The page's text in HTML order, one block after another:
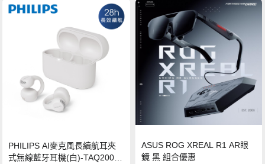
PHILIPS AI麥克風長續航耳夾
式無線藍牙耳機(白)-TAQ2000
ASUS ROG XREAL R1 AR眼
鏡 黑 組合優惠